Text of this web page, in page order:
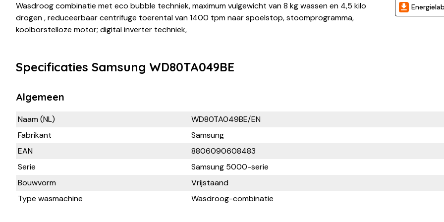
Wasdroog combinatie met eco bubble techniek, maximum vulgewicht van 8 kg wassen en 4,5 kilo
drogen , reduceerbaar centrifuge toerental van 1400 tpm naar spoelstop, stoomprogramma,
koolborstelloze motor; digital inverter techniek,
Specificaties Samsung WD80TA049BE
Algemeen
Naam (NL)
WD80TA049BE/EN
Fabrikant
Samsung
EAN
8806090608483
Serie
Samsung 5000-serie
Bouwvorm
Vrijstaand
Type wasmachine
Wasdroog-combinatie